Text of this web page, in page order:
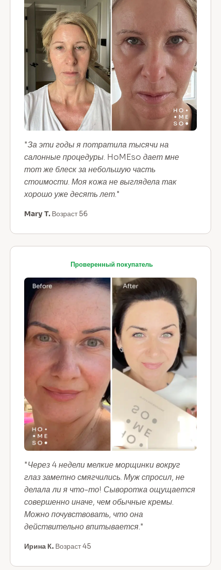
"За эти годы я потратила тысячи на
салонные процедуры. HoMEso дает мне
тот же блеск за небольшую часть
стоимости. Моя кожа не выглядела так
хорошо уже десять лет."
Mary T. Возраст 56
Проверенный покупатель
"Через 4 недели мелкие морщинки вокруг
глаз заметно смягчились. Муж спросил, не
делала ли я что-то! Сыворотка ощущается
совершенно иначе, чем обычные кремы.
Можно почувствовать, что она
действительно впитывается."
Ирина К. Возраст 45